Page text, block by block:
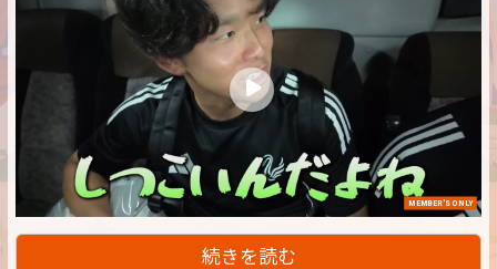
MEMBER'S ONLY
続きを読む